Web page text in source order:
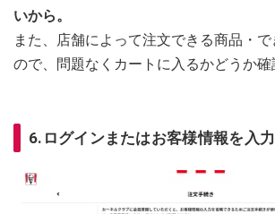
いから。
また、店舗によって注文できる商品・
ので、問題なくカートに入るかどうか確
6.ログインまたはお客様情報を入力